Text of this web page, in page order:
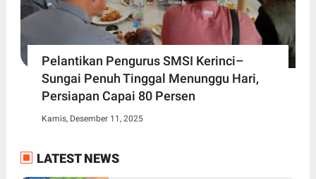
Pelantikan Pengurus SMSI Kerinci–
Sungai Penuh Tinggal Menunggu Hari,
Persiapan Capai 80 Persen
Kamis, Desember 11, 2025
LATEST NEWS